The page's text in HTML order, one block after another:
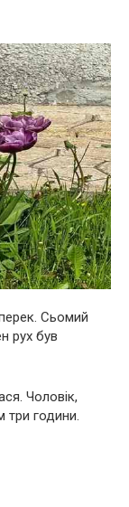
Сьомий
рух був
Чоловік,
три години.